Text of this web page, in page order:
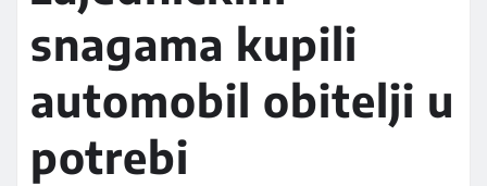
snagama kupili
automobil obitelji u
potrebi